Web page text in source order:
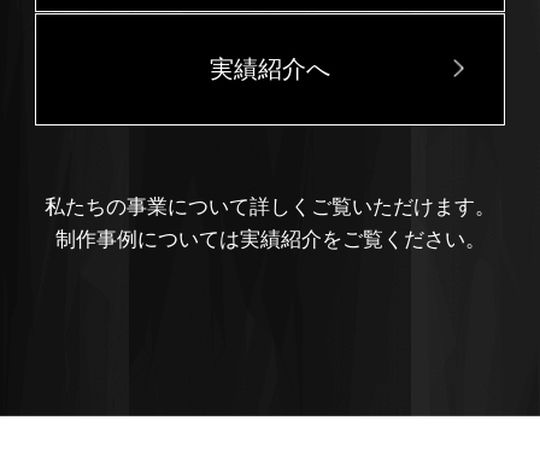
実績紹介へ
私たちの事業について詳しくご覧いただけます。
制作事例については実績紹介をご覧ください。